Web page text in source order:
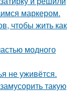
маркером.
чтобы жить как
модного
не уживётся.
такую